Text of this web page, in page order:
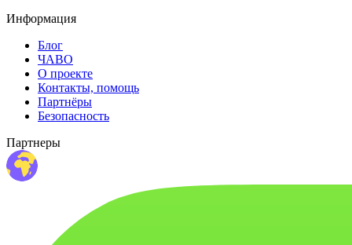
Информация
Блог
ЧАВО
О проекте
Контакты, помощь
Партнёры
Безопасность
Партнеры